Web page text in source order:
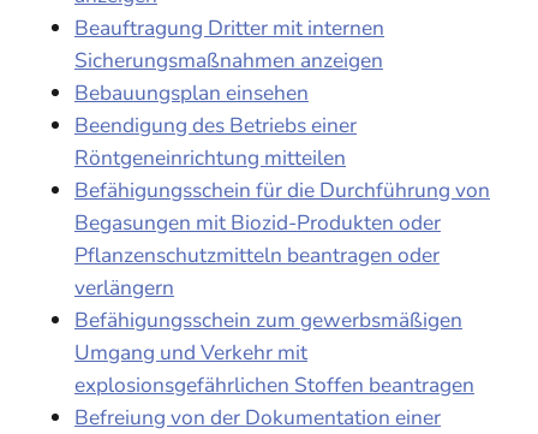
Beauftragung Dritter mit internen
Sicherungsmaßnahmen anzeigen
Bebauungsplan einsehen
Beendigung des Betriebs einer
Röntgeneinrichtung mitteilen
Befähigungsschein für die Durchführung von
Begasungen mit Biozid-Produkten oder
Pflanzenschutzmitteln beantragen oder
verlängern
Befähigungsschein zum gewerbsmäßigen
Umgang und Verkehr mit
explosionsgefährlichen Stoffen beantragen
Befreiung von der Dokumentation einer